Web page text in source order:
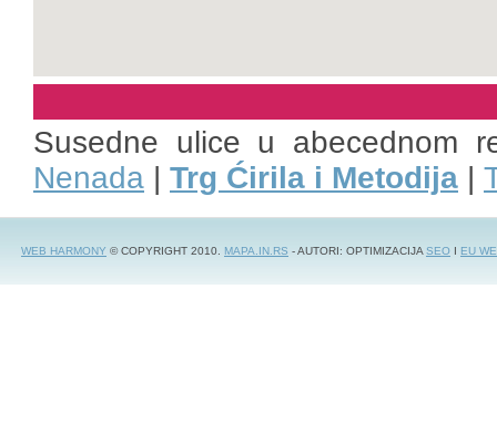
Susedne ulice u abecednom
Nenada | Trg Ćirila i Metodija |
WEB HARMONY © COPYRIGHT 2010. MAPA.IN.RS - AUTORI: OPTIMIZACIJA SEO I EU